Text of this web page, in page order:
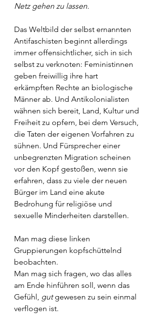
Netz gehen zu lassen.
Das Weltbild der selbst ernannten
Antifaschisten beginnt allerdings
immer offensichtlicher, sich in sich
selbst zu verknoten: Feministinnen
geben freiwillig ihre hart
erkämpften Rechte an biologische
Männer ab. Und Antikolonialisten
wähnen sich bereit, Land, Kultur und
Freiheit zu opfern, bei dem Versuch,
die Taten der eigenen Vorfahren zu
sühnen. Und Fürsprecher einer
unbegrenzten Migration scheinen
vor den Kopf gestoßen, wenn sie
erfahren, dass zu viele der neuen
Bürger im Land eine akute
Bedrohung für religiöse und
sexuelle Minderheiten darstellen.
Man mag diese linken
Gruppierungen kopfschüttelnd
beobachten.
Man mag sich fragen, wo das alles
am Ende hinführen soll, wenn das
Gefühl, gut gewesen zu sein einmal
verflogen ist.